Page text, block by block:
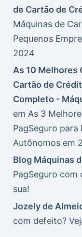
de Cartão de
Máquinas de
Pequenos
2024
As 10 Melhores
Cartão de
Completo -
em As 3
PagSeguro para
Autônomos em
Blog Máquinas
PagSeguro com
sua!
Jozely de
com defeito?